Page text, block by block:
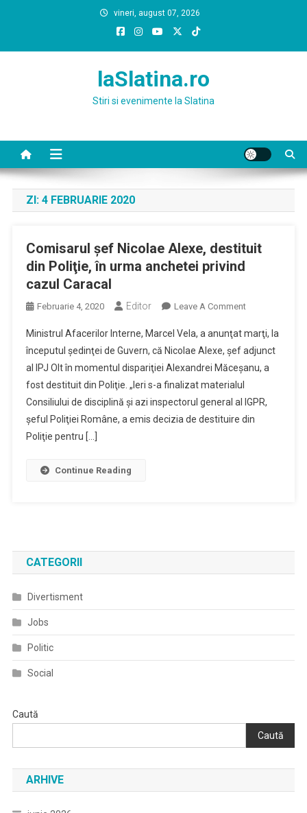
vineri, august 07, 2026
laSlatina.ro
Stiri si evenimente la Slatina
ZI: 4 FEBRUARIE 2020
Comisarul şef Nicolae Alexe, destituit
din Poliţie, în urma anchetei privind
cazul Caracal
Februarie 4, 2020 Editor Leave A CommentOn
Şef
Nicolae
Alexe,
Din
Poliţie,
Ministrul Afacerilor Interne, Marcel Vela, a anunţat marţi, la
începutul şedinţei de Guvern, că Nicolae Alexe, şef adjunct
al IPJ Olt în momentul dispariţiei Alexandrei Măceşanu, a
fost destituit din Poliţie. „Ieri s-a finalizat materialul
Consiliului de disciplină şi azi inspectorul general al IGPR,
şeful Poliţiei Române, a emis decizia de destituire din
Poliţie pentru […]
Continue Reading
CATEGORII
Divertisment
Jobs
Politic
Social
Caută
Caută
ARHIVE